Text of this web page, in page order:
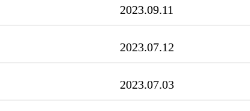
2023.09.11
2023.07.12
2023.07.03